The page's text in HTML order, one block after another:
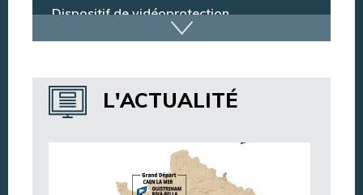
Dispositif de vidéoprotection
Annuaire des services
Annuaire des associations
Argentan Aujourd’hui
L'ACTUALITÉ